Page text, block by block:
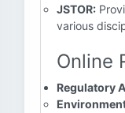
JSTOR:
various
Online
Regulatory